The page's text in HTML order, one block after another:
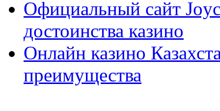
Официальный сайт
достоинства казино
Онлайн казино
преимущества